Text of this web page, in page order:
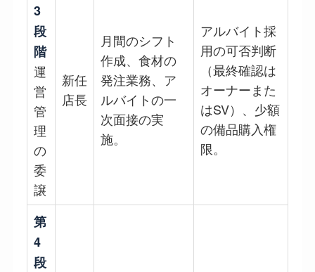
3
段
階
運
営
管
理
の
委
譲
新任
店長
月間のシフト
作成、食材の
発注業務、ア
ルバイトの一
次面接の実
施。
アルバイト採
用の可否判断
（最終確認は
オーナーまた
はSV）、少額
の備品購入権
限。
第
4
段